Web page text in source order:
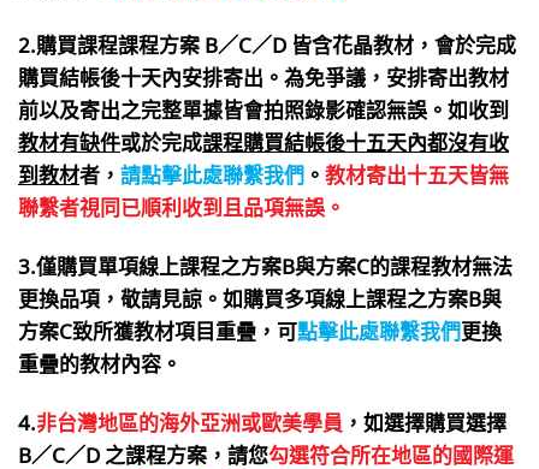
2.購買課程課程方案 B／C／D 皆含花晶教材，會於完成
購買結帳後十天內安排寄出。為免爭議，安排寄出教材
前以及寄出之完整單據皆會拍照錄影確認無誤。如收到
教材有缺件或於完成課程購買結帳後十五天內都沒有收
到教材者， 請點擊此處聯繫我們 。 教材寄出十五天皆無
聯繫者視同已順利收到且品項無誤。
3.僅購買單項線上課程之方案B與方案C的課程教材無法
更換品項，敬請見諒。如購買多項線上課程之方案B與
方案C致所獲教材項目重疊， 可點擊此處聯繫我們更換
重疊的教材內容。
4.非台灣地區的海外亞洲或歐美學員 ，如選擇購買選擇
B／C／D 之課程方案，請您勾選符合所在地區的國際運